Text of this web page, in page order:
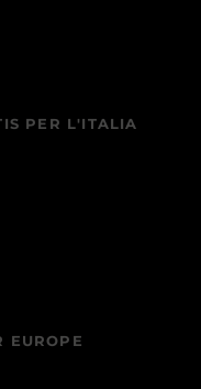
PER L'ITALIA
EUROPE